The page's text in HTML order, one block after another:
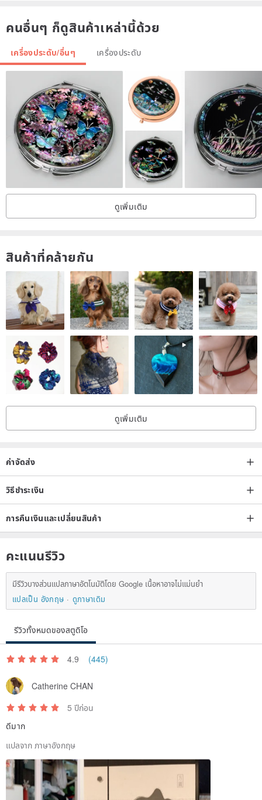
Nylon / nylon
Origin / manufacturing methods
Taiwan Creative
คนอื่นๆ ก็ดูสินค้าเหล่านี้ด้วย
เครื่องประดับ/อื่นๆ เครื่องประดับ
ดูเพิ่มเติม
สินค้าที่คล้ายกัน
ดูเพิ่มเติม
ค่าจัดส่ง
วิธีชำระเงิน
การคืนเงินและเปลี่ยนสินค้า
คะแนนรีวิว
มีรีวิวบางส่วนแปลภาษาอัตโนมัติโดย Google เนื้อหาอาจไม่แม่นยำ
แปลเป็น อังกฤษ
ดูภาษาเดิม
รีวิวทั้งหมดของสตูดิโอ
4.9 (445)
Catherine CHAN
5 ปีก่อน
ดีมาก
แปลจาก ภาษาอังกฤษ